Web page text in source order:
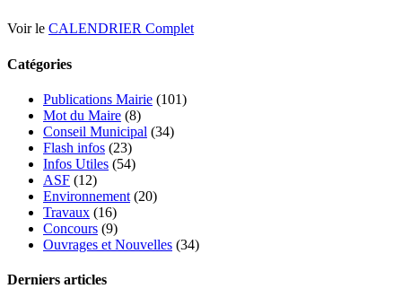
Voir le CALENDRIER Complet
Catégories
Publications Mairie (101)
Mot du Maire (8)
Conseil Municipal (34)
Flash infos (23)
Infos Utiles (54)
ASF (12)
Environnement (20)
Travaux (16)
Concours (9)
Ouvrages et Nouvelles (34)
Derniers articles